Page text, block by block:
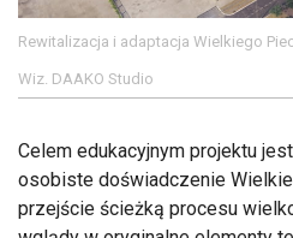
Rewitalizacja i adaptacja Wielkiego
Wiz. DAAKO Studio
Celem edukacyjnym projektu
osobiste doświadczenie
przejście ścieżką procesu